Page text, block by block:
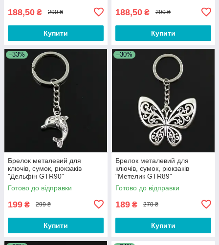
188,50 ₴ 290 ₴
Купити
188,50 ₴ 290 ₴
Купити
–33%
Брелок металевий для
ключів, сумок, рюкзаків
"Дельфін GTR90"
Готово до відправки
199 ₴ 299 ₴
Купити
–30%
Брелок металевий для
ключів, сумок, рюкзаків
"Метелик GTR89"
Готово до відправки
189 ₴ 270 ₴
Купити